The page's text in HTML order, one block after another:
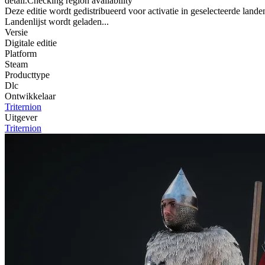
Deze editie wordt gedistribueerd voor activatie in geselecteerde
Landenlijst wordt geladen...
Versie
Digitale editie
Platform
Steam
Producttype
Dlc
Ontwikkelaar
Triternion
Uitgever
Triternion